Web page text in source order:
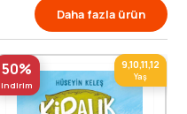
Daha fazla ürün
50%
indirim
9,10,11,12
Yaş